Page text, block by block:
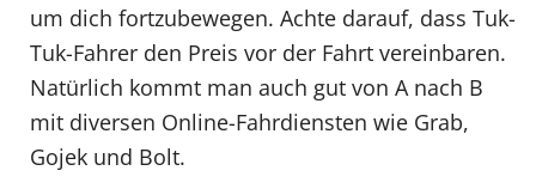
um dich fortzubewegen. Achte darauf, dass Tuk-
Tuk-Fahrer den Preis vor der Fahrt vereinbaren.
Natürlich kommt man auch gut von A nach B
mit diversen Online-Fahrdiensten wie Grab,
Gojek und Bolt.